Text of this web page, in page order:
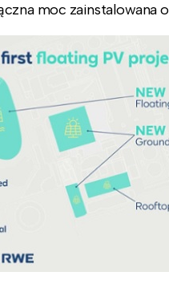
moc zainstalowana